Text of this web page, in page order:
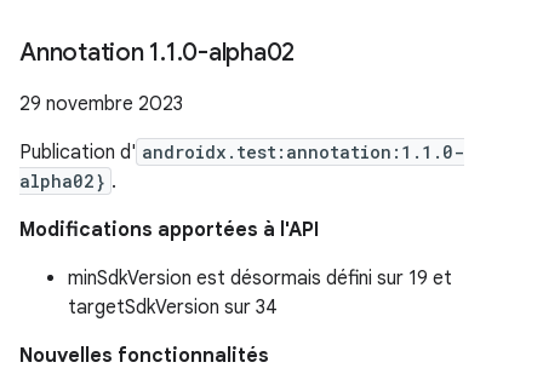
Annotation 1.1.0-alpha02
29 novembre 2023
Publication d' androidx.test:annotation:1.1.0-
alpha02} .
Modifications apportées à l'API
minSdkVersion est désormais défini sur 19 et
targetSdkVersion sur 34
Nouvelles fonctionnalités